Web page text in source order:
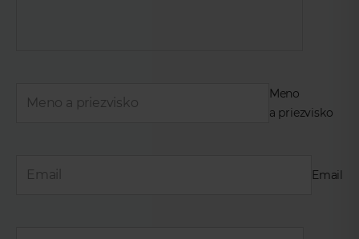
Meno
a priezvisko
Email